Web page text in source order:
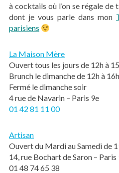
à cocktails où l’on se régale de
dont je vous parle dans mon
parisiens
La Maison Mère
Ouvert tous les jours de 12h à
Brunch le dimanche de 12h à 16h
Fermé le dimanche soir
4 rue de Navarin – Paris 9e
01 42 81 11 00
Artisan
Ouvert du Mardi au Samedi de
14, rue Bochart de Saron – Paris
01 48 74 65 38